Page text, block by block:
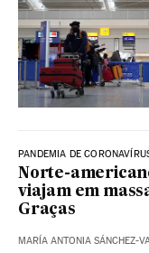
PANDEMIA DE
Norte-
viajam em
Graças
MARÍA ANTONIA SÁNCHEZ-